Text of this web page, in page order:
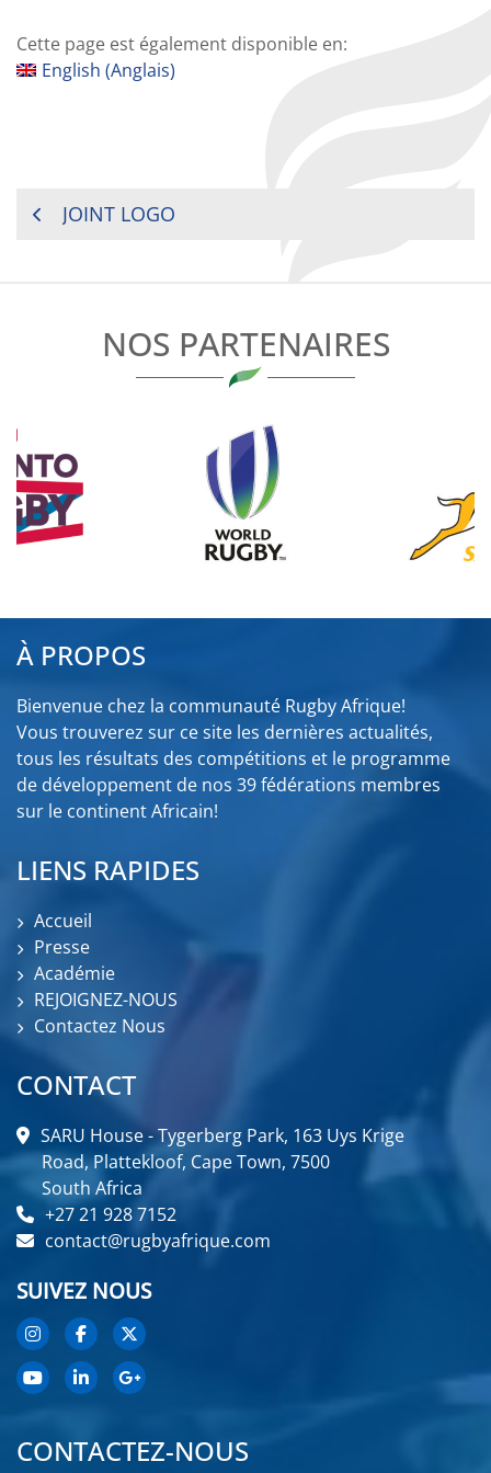
Cette page est également disponible en:
English (Anglais)
NAVIGATION
JOINT LOGO
NOS PARTENAIRES
À PROPOS
Bienvenue chez la communauté Rugby Afrique!
Vous trouverez sur ce site les dernières actualités,
tous les résultats des compétitions et le programme
de développement de nos 39 fédérations membres
sur le continent Africain!
LIENS RAPIDES
Accueil
Presse
Académie
REJOIGNEZ-NOUS
Contactez Nous
CONTACT
SARU House - Tygerberg Park, 163 Uys Krige
Road, Plattekloof, Cape Town, 7500
South Africa
+27 21 928 7152
contact@rugbyafrique.com
SUIVEZ NOUS
CONTACTEZ-NOUS